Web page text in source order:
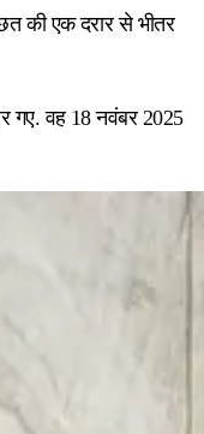
की एक दरार से भीतर
गए. वह 18 नवंबर 2025